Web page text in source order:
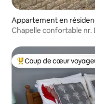
Appartement en
n
Chapelle confortable nr.
Coups de cœur
Coup de cœur